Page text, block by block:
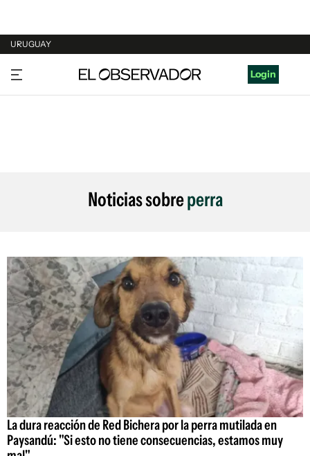
URUGUAY
URUGUAY
ARGENTINA
Login
Noticias sobreperra
La dura reacción de Red Bichera por la perra mutilada en
Paysandú: "Si esto no tiene consecuencias, estamos muy